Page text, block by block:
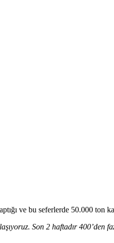
ve bu seferlerde 50.000 ton
Son 2 haftadır 400’den